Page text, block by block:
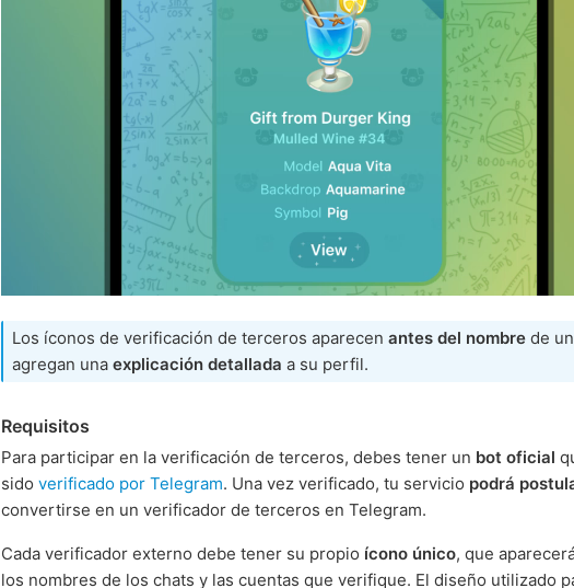
Los íconos de verificación de terceros aparecen antes del nombre de
agregan una explicación detallada a su perfil.
Requisitos
Para participar en la verificación de terceros, debes tener un bot oficial
sido verificado por Telegram. Una vez verificado, tu servicio podrá
convertirse en un verificador de terceros en Telegram.
Cada verificador externo debe tener su propio ícono único, que
los nombres de los chats y las cuentas que verifique. El diseño utilizado